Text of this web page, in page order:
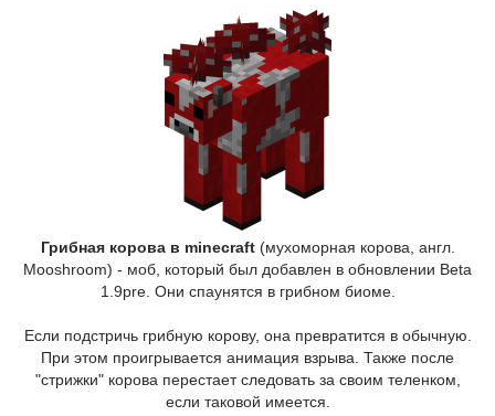
Грибная корова в minecraft(мухоморная корова, англ.
Mooshroom) - моб, который был добавлен в обновлении Beta
1.9pre. Они спаунятся в грибном биоме.
Если подстричь грибную корову, она превратится в обычную.
При этом проигрывается анимация взрыва. Также после
"стрижки" корова перестает следовать за своим теленком,
если таковой имеется.